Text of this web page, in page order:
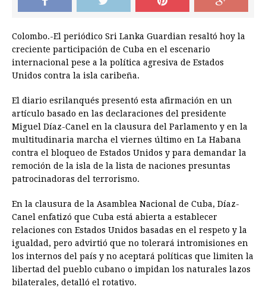
Colombo.-El periódico Sri Lanka Guardian resaltó hoy la
creciente participación de Cuba en el escenario
internacional pese a la política agresiva de Estados
Unidos contra la isla caribeña.
El diario esrilanqués presentó esta afirmación en un
artículo basado en las declaraciones del presidente
Miguel Díaz-Canel en la clausura del Parlamento y en la
multitudinaria marcha el viernes último en La Habana
contra el bloqueo de Estados Unidos y para demandar la
remoción de la isla de la lista de naciones presuntas
patrocinadoras del terrorismo.
En la clausura de la Asamblea Nacional de Cuba, Díaz-
Canel enfatizó que Cuba está abierta a establecer
relaciones con Estados Unidos basadas en el respeto y la
igualdad, pero advirtió que no tolerará intromisiones en
los internos del país y no aceptará políticas que limiten la
libertad del pueblo cubano o impidan los naturales lazos
bilaterales, detalló el rotativo.